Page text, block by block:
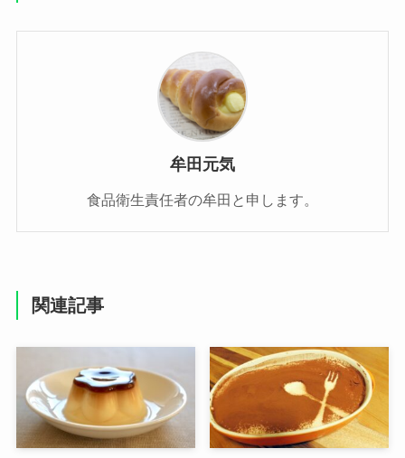
牟田元気
食品衛生責任者の牟田と申します。
関連記事